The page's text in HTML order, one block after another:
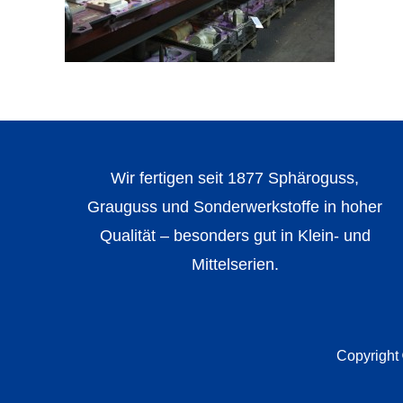
Wir fertigen seit 1877 Sphäroguss,
Grauguss und Sonderwerkstoffe in hoher
Qualität – besonders gut in Klein- und
Mittelserien.
Copyright